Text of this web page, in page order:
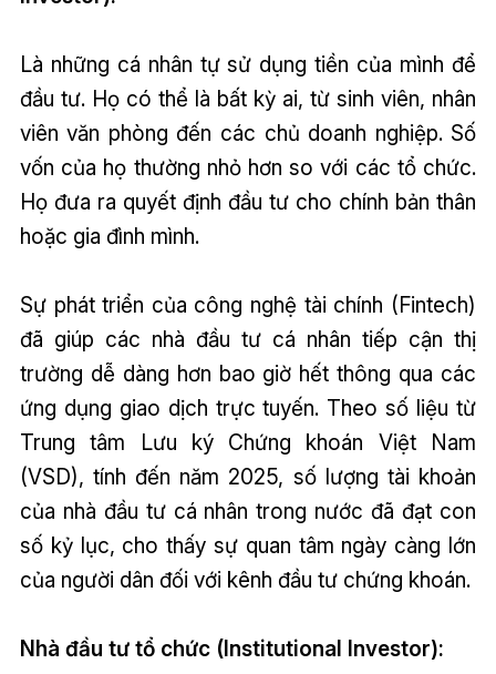
Là những cá nhân tự sử dụng tiền của mình để
đầu tư. Họ có thể là bất kỳ ai, từ sinh viên, nhân
viên văn phòng đến các chủ doanh nghiệp. Số
vốn của họ thường nhỏ hơn so với các tổ chức.
Họ đưa ra quyết định đầu tư cho chính bản thân
hoặc gia đình mình.
Sự phát triển của công nghệ tài chính (Fintech)
đã giúp các nhà đầu tư cá nhân tiếp cận thị
trường dễ dàng hơn bao giờ hết thông qua các
ứng dụng giao dịch trực tuyến. Theo số liệu từ
Trung tâm Lưu ký Chứng khoán Việt Nam
(VSD), tính đến năm 2025, số lượng tài khoản
của nhà đầu tư cá nhân trong nước đã đạt con
số kỷ lục, cho thấy sự quan tâm ngày càng lớn
của người dân đối với kênh đầu tư chứng khoán.
Nhà đầu tư tổ chức (Institutional Investor):